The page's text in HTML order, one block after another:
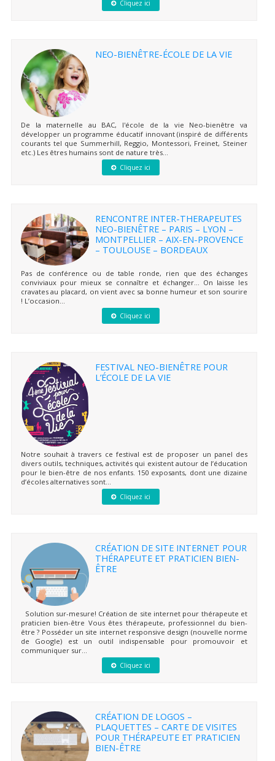
Cliquez ici
NEO-BIENÊTRE-ÉCOLE DE LA VIE
De la maternelle au BAC, l'école de la vie Neo-bienêtre va
développer un programme éducatif innovant (inspiré de différents
courants tel que Summerhill, Reggio, Montessori, Freinet, Steiner
etc.) Les êtres humains sont de nature très...
Cliquez ici
RENCONTRE INTER-THERAPEUTES
NEO-BIENÊTRE – PARIS – LYON –
MONTPELLIER – AIX-EN-PROVENCE
– TOULOUSE – BORDEAUX
Pas de conférence ou de table ronde, rien que des échanges
conviviaux pour mieux se connaître et échanger… On laisse les
cravates au placard, on vient avec sa bonne humeur et son sourire
! L’occasion...
Cliquez ici
FESTIVAL NEO-BIENÊTRE POUR
L’ÉCOLE DE LA VIE
Notre souhait à travers ce festival est de proposer un panel des
divers outils, techniques, activités qui existent autour de l’éducation
pour le bien-être de nos enfants. 150 exposants, dont une dizaine
d’écoles alternatives sont...
Cliquez ici
CRÉATION DE SITE INTERNET POUR
THÉRAPEUTE ET PRATICIEN BIEN-
ÊTRE
Solution sur-mesure! Création de site internet pour thérapeute et
praticien bien-être Vous êtes thérapeute, professionnel du bien-
être ? Posséder un site internet responsive design (nouvelle norme
de Google) est un outil indispensable pour promouvoir et
communiquer sur...
Cliquez ici
CRÉATION DE LOGOS –
PLAQUETTES – CARTE DE VISITES
POUR THÉRAPEUTE ET PRATICIEN
BIEN-ÊTRE